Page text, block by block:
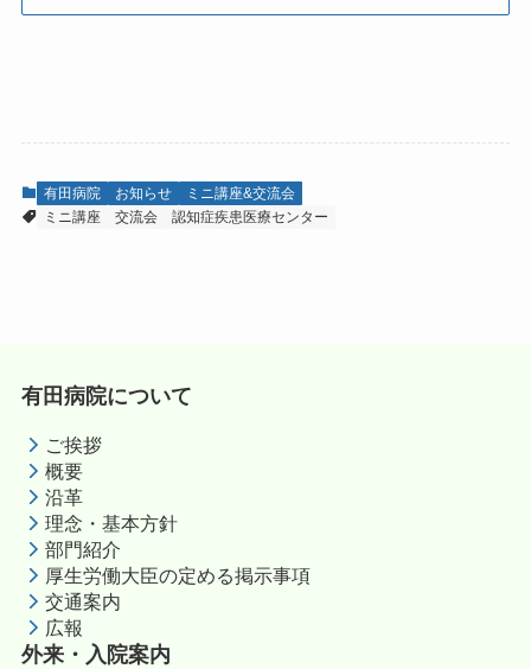
有田病院 お知らせ
ミニ講座&交流会
ミニ講座
交流会 認知症疾患医療センター
有田病院について
ご挨拶
概要
沿革
理念・基本方針
部門紹介
厚生労働大臣の定める掲示事項
交通案内
広報
外来・入院案内